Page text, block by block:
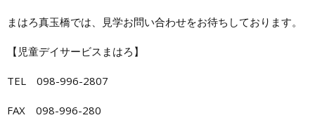
まはろ真玉橋では、見学お問い合わせをお待ちしております。
【児童デイサービスまはろ】
TEL 098-996-2807
FAX 098-996-280